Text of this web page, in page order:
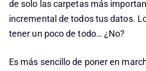
de solo las carpetas más
incremental de todos tus datos.
tener un poco de todo… ¿No?
Es más sencillo de poner en